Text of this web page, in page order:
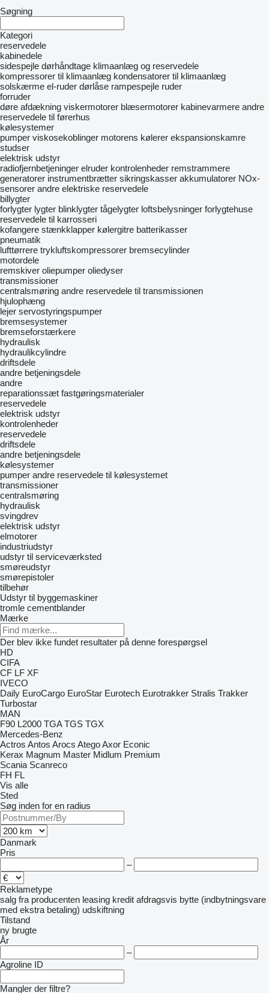
Søgning
Kategori
reservedele
kabinedele
sidespejle dørhåndtage klimaanlæg og reservedele
kompressorer til klimaanlæg kondensatorer til klimaanlæg
solskærme el-ruder dørlåse rampespejle ruder
forruder
døre afdækning viskermotorer blæsermotorer kabinevarmere andre
reservedele til førerhus
kølesystemer
pumper viskosekoblinger motorens kølerer ekspansionskamre
studser
elektrisk udstyr
radiofjernbetjeninger elruder kontrolenheder remstrammere
generatorer instrumentbrætter sikringskasser akkumulatorer NOx-
sensorer andre elektriske reservedele
billygter
forlygter lygter blinklygter tågelygter loftsbelysninger forlygtehuse
reservedele til karrosseri
kofangere stænkklapper kølergitre batterikasser
pneumatik
lufttørrere trykluftskompressorer bremsecylinder
motordele
remskiver oliepumper oliedyser
transmissioner
centralsmøring andre reservedele til transmissionen
hjulophæng
lejer servostyringspumper
bremsesystemer
bremseforstærkere
hydraulisk
hydraulikcylindre
driftsdele
andre betjeningsdele
andre
reparationssæt fastgøringsmaterialer
reservedele
elektrisk udstyr
kontrolenheder
reservedele
driftsdele
andre betjeningsdele
kølesystemer
pumper andre reservedele til kølesystemet
transmissioner
centralsmøring
hydraulisk
svingdrev
elektrisk udstyr
elmotorer
industriudstyr
udstyr til serviceværksted
smøreudstyr
smørepistoler
tilbehør
Udstyr til byggemaskiner
tromle cementblander
Mærke
Der blev ikke fundet resultater på denne forespørgsel
HD
CIFA
CF LF XF
IVECO
Daily EuroCargo EuroStar Eurotech Eurotrakker Stralis Trakker
Turbostar
MAN
F90 L2000 TGA TGS TGX
Mercedes-Benz
Actros Antos Arocs AtegoAxor Econic
Kerax Magnum Master Midlum Premium
Scania Scanreco
FH FL
Vis alle
Sted
Søg inden for en radius
Danmark
Pris
–
Reklametype
salg fra producenten leasing kredit afdragsvis bytte (indbytningsvare
med ekstra betaling) udskiftning
Tilstand
ny brugte
År
–
Agroline ID
Mangler der filtre?